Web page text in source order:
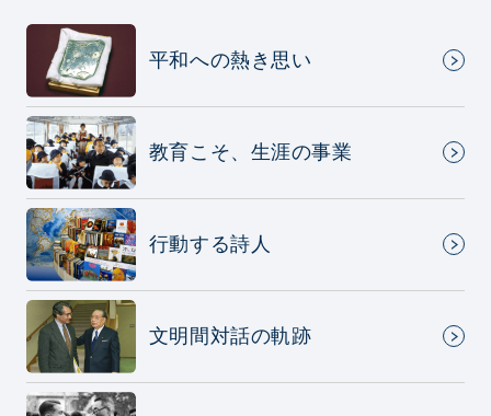
平和への熱き思い
教育こそ、生涯の事業
行動する詩人
文明間対話の軌跡